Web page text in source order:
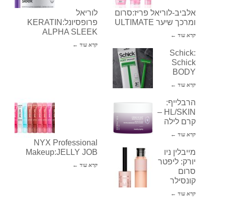
לוריאל
פרופסיונל:KERATIN
ALPHA SLEEK
קרא עוד ←
אלביב-לוריאל פריז:סרום
ומרכך שיער ULTIMATE
קרא עוד ←
Schick:
Schick
BODY
קרא עוד ←
NYX Professional
Makeup:JELLY JOB
קרא עוד ←
הרבלייף:
HL/SKIN –
קרם לילה
קרא עוד ←
מייבלין ניו
יורק: ליפטר
סרום
קונסילר
קרא עוד ←